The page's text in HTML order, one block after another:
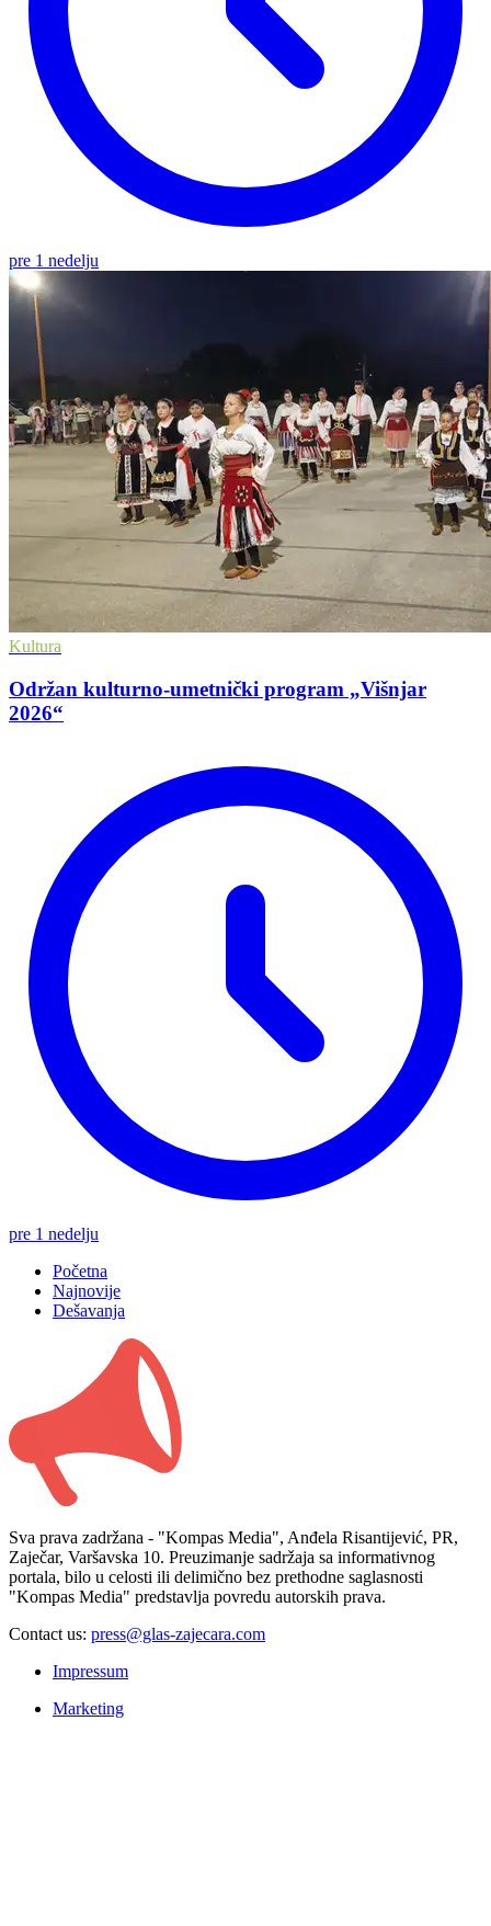
pre 1 nedelju
Kultura
Održan kulturno-umetnički program „Višnjar
2026“
pre 1 nedelju
Početna
Najnovije
Dešavanja
Sva prava zadržana - "Kompas Media", Anđela Risantijević, PR,
Zaječar, Varšavska 10. Preuzimanje sadržaja sa informativnog
portala, bilo u celosti ili delimično bez prethodne saglasnosti
"Kompas Media" predstavlja povredu autorskih prava.
Contact us: press@glas-zajecara.com
Impressum
Marketing